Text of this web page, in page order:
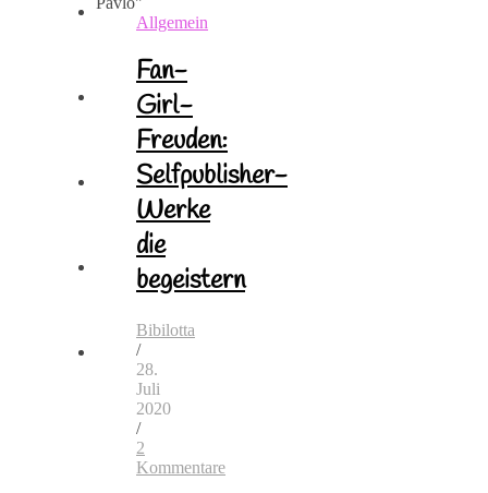
Allgemein
Fan-
Girl-
Freuden:
Selfpublisher-
Werke
die
begeistern
Bibilotta
/
28.
Juli
2020
/
2
Kommentare